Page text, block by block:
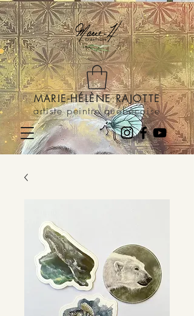
MARIE-HÉLÈNE RAJOTTE
artiste peintre québécoise